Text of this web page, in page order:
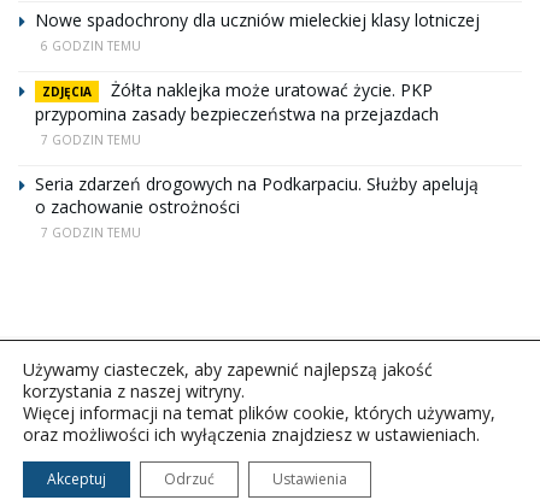
Nowe spadochrony dla uczniów mieleckiej klasy lotniczej
6 GODZIN TEMU
ZDJĘCIA
Żółta naklejka może uratować życie. PKP
przypomina zasady bezpieczeństwa na przejazdach
7 GODZIN TEMU
Seria zdarzeń drogowych na Podkarpaciu. Służby apelują
o zachowanie ostrożności
7 GODZIN TEMU
Copyright © 2026Polskie Radio Rzeszów S.A. w likwidacj.
Wszelkie prawa zastrzeżone.
Używamy ciasteczek, aby zapewnić najlepszą jakość
korzystania z naszej witryny.
Więcej informacji na temat plików cookie, których używamy,
oraz możliwości ich wyłączenia znajdziesz w ustawieniach.
Akceptuj Odrzuć Ustawienia